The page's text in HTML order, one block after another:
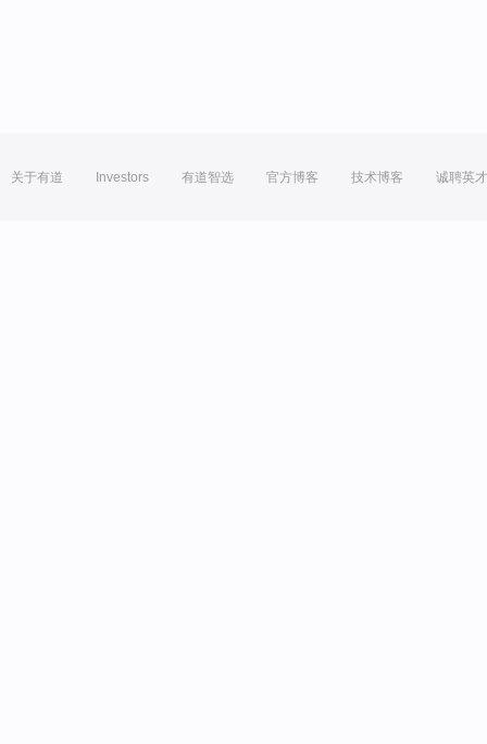
关于有道 Investors 有道智选 官方博客 技术博客 诚聘英才